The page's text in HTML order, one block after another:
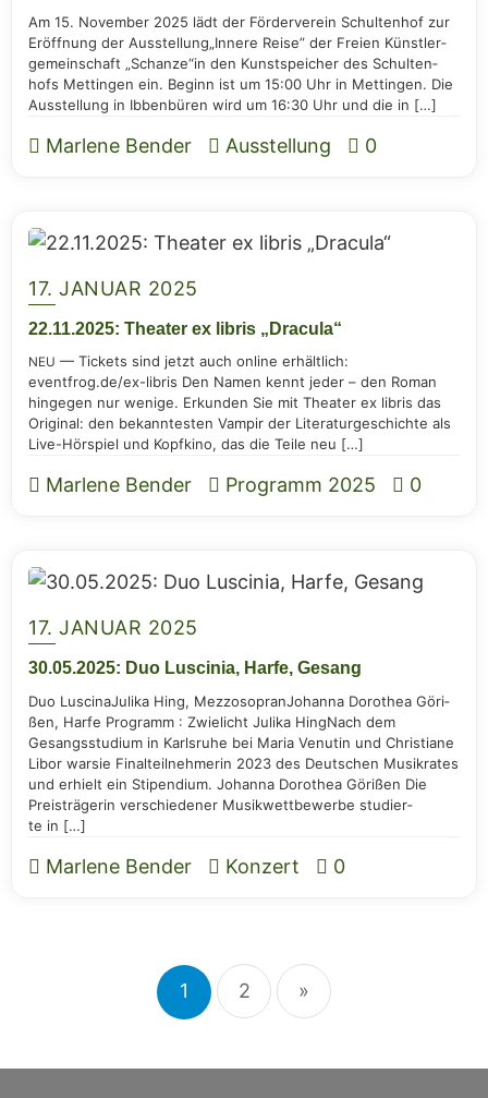
Am 15. Novem­ber 2025 lädt der För­der­ver­ein Schul­ten­hof zur
Eröff­nung der Aus­stel­lung„Inne­re Rei­se” der Frei­en Künst­ler­
ge­mein­schaft „Schan­ze“in den Kunst­spei­cher des Schul­ten­
hofs Mett­in­gen ein. Beginn ist um 15:00 Uhr in Mett­in­gen. Die
Aus­stel­lung in Ibben­bü­ren wird um 16:30 Uhr und die in […]
Marlene Bender Ausstellung 0
17. JANUAR 2025
22.11.2025: Thea­ter ex libris „Dra­cu­la“
NEU — Tickets sind jetzt auch online erhält­lich:
eventfrog.de/ex-libris Den Namen kennt jeder – den Roman
hin­ge­gen nur weni­ge. Erkun­den Sie mit Thea­ter ex libris das
Ori­gi­nal: den bekann­tes­ten Vam­pir der Lite­ra­tur­ge­schich­te als
Live-Hör­­spiel und Kopf­ki­no, das die Tei­le neu […]
Marlene Bender Programm 2025 0
17. JANUAR 2025
30.05.2025: Duo Lusci­nia, Har­fe, Gesang
Duo Lusci­naJulika Hing, Mez­zo­so­pranJohan­na Doro­thea Göri­
ßen, Har­fe Pro­gramm : Zwie­licht Julika Hing­Nach dem
Gesangs­stu­di­um in Karls­ru­he bei Maria Venutin und Chris­tia­ne
Libor war­sie Final­teil­neh­me­rin 2023 des Deut­schen Musik­ra­tes
und erhielt ein Sti­pen­di­um. Johan­na Doro­thea Göri­ßen Die
Preis­trä­ge­rin ver­schie­de­ner Musik­wett­be­wer­be stu­dier­
te in […]
Marlene Bender Konzert 0
1 2 »